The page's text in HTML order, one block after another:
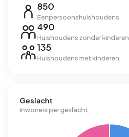
850
Eenpersoonshuishoudens
490
Huishoudens zonder kinderen
135
Huishoudens met kinderen
Geslacht
Inwoners per geslacht